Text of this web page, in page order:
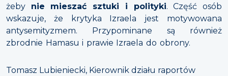
żeby nie mieszać sztuki i polityki. Część osób
wskazuje, że krytyka Izraela jest motywowana
antysemityzmem. Przypominane są również
zbrodnie Hamasu i prawie Izraela do obrony.
Tomasz Lubieniecki, Kierownik działu raportów